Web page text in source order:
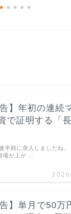
】年初の連続
で証明する「長
半戦に突入しましたね。
場が上が …
】単月で50万